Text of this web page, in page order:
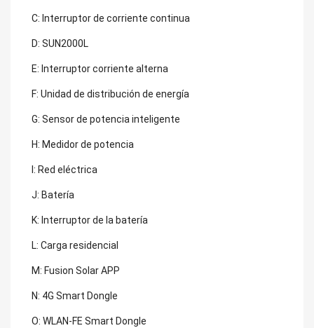
C: Interruptor de corriente continua
D: SUN2000L
E: Interruptor corriente alterna
F: Unidad de distribución de energía
G: Sensor de potencia inteligente
H: Medidor de potencia
I: Red eléctrica
J: Batería
K: Interruptor de la batería
L: Carga residencial
M: Fusion Solar APP
N: 4G Smart Dongle
O: WLAN-FE Smart Dongle